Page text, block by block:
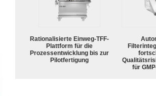
Rationalisierte Einweg-TFF-
Plattform für die
Prozessentwicklung bis zur
Pilotfertigung
für